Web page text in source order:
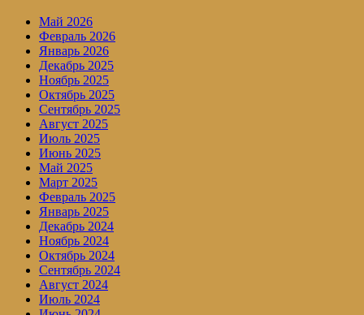
Май 2026
Февраль 2026
Январь 2026
Декабрь 2025
Ноябрь 2025
Октябрь 2025
Сентябрь 2025
Август 2025
Июль 2025
Июнь 2025
Май 2025
Март 2025
Февраль 2025
Январь 2025
Декабрь 2024
Ноябрь 2024
Октябрь 2024
Сентябрь 2024
Август 2024
Июль 2024